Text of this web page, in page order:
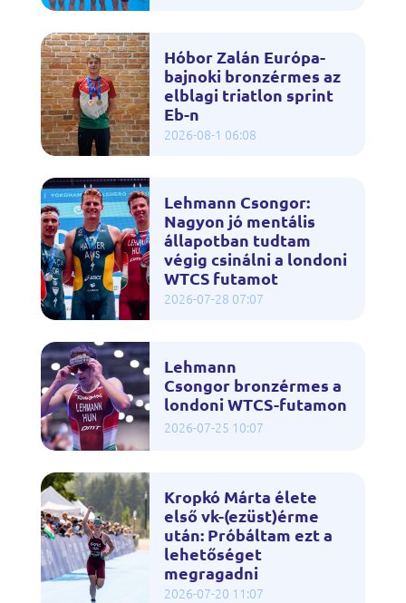
Hóbor Zalán Európa-
bajnoki bronzérmes az
elblagi triatlon sprint
Eb-n
2026-08-1 06:08
Lehmann Csongor:
Nagyon jó mentális
állapotban tudtam
végig csinálni a londoni
WTCS futamot
2026-07-28 07:07
Lehmann
Csongor bronzérmes a
londoni WTCS-futamon
2026-07-25 10:07
Kropkó Márta élete
első vk-(ezüst)érme
után: Próbáltam ezt a
lehetőséget
megragadni
2026-07-20 11:07